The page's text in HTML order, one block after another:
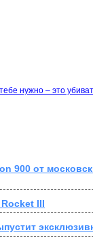
нужно – это
900 от
III